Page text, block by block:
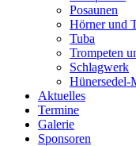
Posaunen
Hörner und
Tuba
Trompeten
Schlagwerk
Hünersedel-
Aktuelles
Termine
Galerie
Sponsoren